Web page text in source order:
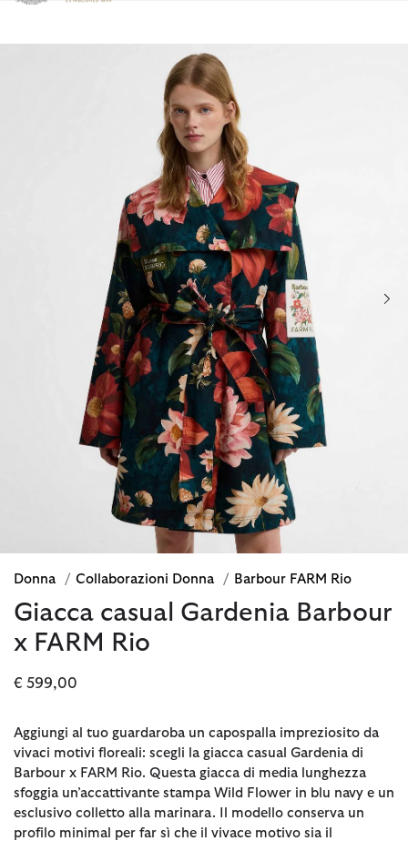
Clicca per visualizzare la nostra Dichiarazione di Accessibilità
Donna / Collaborazioni Donna / Barbour FARM Rio
Giacca casual Gardenia Barbour
x FARM Rio
€ 599,00
Aggiungi al tuo guardaroba un capospalla impreziosito da
vivaci motivi floreali: scegli la giacca casual Gardenia di
Barbour x FARM Rio. Questa giacca di media lunghezza
sfoggia un’accattivante stampa Wild Flower in blu navy e un
esclusivo colletto alla marinara. Il modello conserva un
profilo minimal per far sì che il vivace motivo sia il